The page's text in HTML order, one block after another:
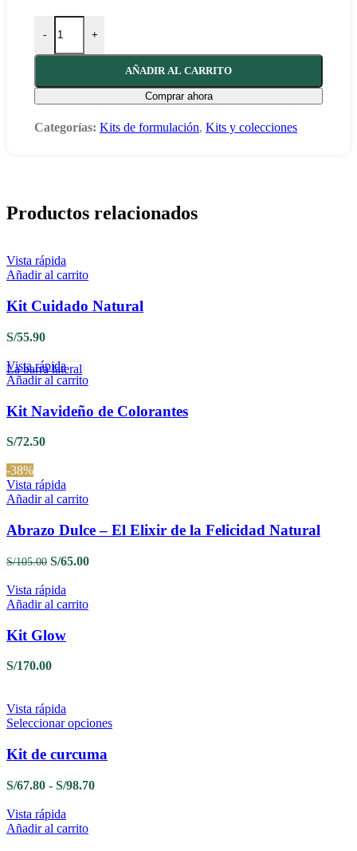
-
DIY Shampoo Solido para Cabello Rizado cantidad
+
AÑADIR AL CARRITO
Comprar ahora
Categorías: Kits de formulación, Kits y colecciones
Productos relacionados
Vista rápida
Añadir al carrito
Kit Cuidado Natural
S/55.90
Vista rápida
Añadir al carrito
Kit Navideño de Colorantes
S/72.50
-38%
Vista rápida
Añadir al carrito
Abrazo Dulce – El Elixir de la Felicidad Natural
S/105.00 El
original
era:
S/65.00El
Vista rápida
Añadir al carrito
Kit Glow
S/170.00
Vista rápida
Seleccionar opcionesEste
Kit de curcuma
S/67.80 - S/98.70Rango
Vista rápida
Añadir al carrito
La barra lateral